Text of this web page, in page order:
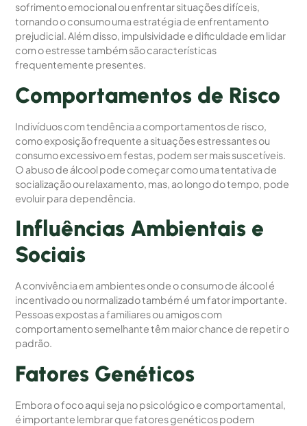
sofrimento emocional ou enfrentar situações difíceis,
tornando o consumo uma estratégia de enfrentamento
prejudicial. Além disso, impulsividade e dificuldade em lidar
com o estresse também são características
frequentemente presentes.
Comportamentos de Risco
Indivíduos com tendência a comportamentos de risco,
como exposição frequente a situações estressantes ou
consumo excessivo em festas, podem ser mais suscetíveis.
O abuso de álcool pode começar como uma tentativa de
socialização ou relaxamento, mas, ao longo do tempo, pode
evoluir para dependência.
Influências Ambientais e
Sociais
A convivência em ambientes onde o consumo de álcool é
incentivado ou normalizado também é um fator importante.
Pessoas expostas a familiares ou amigos com
comportamento semelhante têm maior chance de repetir o
padrão.
Fatores Genéticos
Embora o foco aqui seja no psicológico e comportamental,
é importante lembrar que fatores genéticos podem